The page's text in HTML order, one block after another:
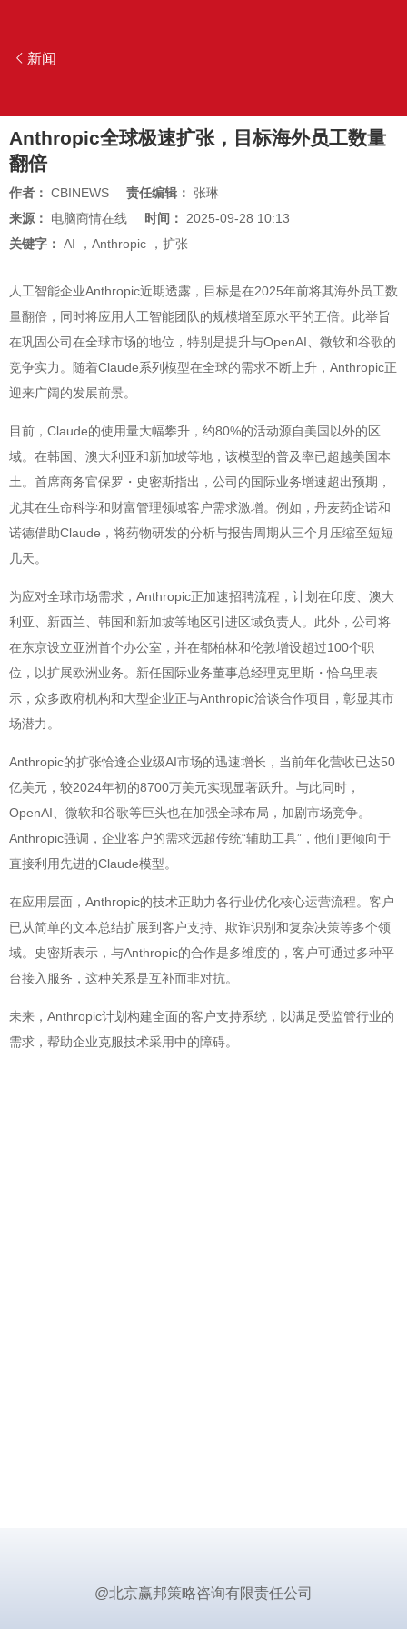
新闻
Anthropic全球极速扩张，目标海外员工数量
翻倍
作者： CBINEWS 责任编辑： 张琳
来源： 电脑商情在线 时间： 2025-09-28 10:13
关键字： AI ， Anthropic ， 扩张
人工智能企业Anthropic近期透露，目标是在2025年前将其海外员工数
量翻倍，同时将应用人工智能团队的规模增至原水平的五倍。此举旨
在巩固公司在全球市场的地位，特别是提升与OpenAI、微软和谷歌的
竞争实力。随着Claude系列模型在全球的需求不断上升，Anthropic正
迎来广阔的发展前景。
目前，Claude的使用量大幅攀升，约80%的活动源自美国以外的区
域。在韩国、澳大利亚和新加坡等地，该模型的普及率已超越美国本
土。首席商务官保罗・史密斯指出，公司的国际业务增速超出预期，
尤其在生命科学和财富管理领域客户需求激增。例如，丹麦药企诺和
诺德借助Claude，将药物研发的分析与报告周期从三个月压缩至短短
几天。
为应对全球市场需求，Anthropic正加速招聘流程，计划在印度、澳大
利亚、新西兰、韩国和新加坡等地区引进区域负责人。此外，公司将
在东京设立亚洲首个办公室，并在都柏林和伦敦增设超过100个职
位，以扩展欧洲业务。新任国际业务董事总经理克里斯・恰乌里表
示，众多政府机构和大型企业正与Anthropic洽谈合作项目，彰显其市
场潜力。
Anthropic的扩张恰逢企业级AI市场的迅速增长，当前年化营收已达50
亿美元，较2024年初的8700万美元实现显著跃升。与此同时，
OpenAI、微软和谷歌等巨头也在加强全球布局，加剧市场竞争。
Anthropic强调，企业客户的需求远超传统“辅助工具”，他们更倾向于
直接利用先进的Claude模型。
在应用层面，Anthropic的技术正助力各行业优化核心运营流程。客户
已从简单的文本总结扩展到客户支持、欺诈识别和复杂决策等多个领
域。史密斯表示，与Anthropic的合作是多维度的，客户可通过多种平
台接入服务，这种关系是互补而非对抗。
未来，Anthropic计划构建全面的客户支持系统，以满足受监管行业的
需求，帮助企业克服技术采用中的障碍。
@北京赢邦策略咨询有限责任公司